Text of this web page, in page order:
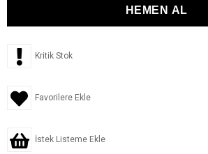
Kritik Stok
Favorilere Ekle
İstek Listeme Ekle